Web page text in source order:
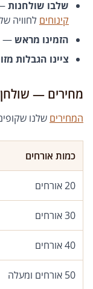
שלבו שולחנות
קינוחים לחוויה
הזמינו מראש— 3–5 ימים, ולסופי שבוע עדיף שבוע
ציינו הגבלות
מחירים —
המחירים שלנו
כמות אורחים
20 אורחים
30 אורחים
40 אורחים
50 אורחים ומעלה